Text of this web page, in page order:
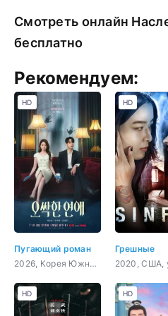
Смотреть онлайн
бесплатно
Рекомендуем:
Пугающий роман
2026, Корея Южная, мелодрама, комедия, фэнтези, детектив
HD
Грешные
HD
HD HD